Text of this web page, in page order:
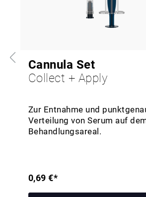
Cannula Set
Collect + Apply
Zur Entnahme und
Verteilung von Serum auf
Behandlungsareal.
0,69 €*